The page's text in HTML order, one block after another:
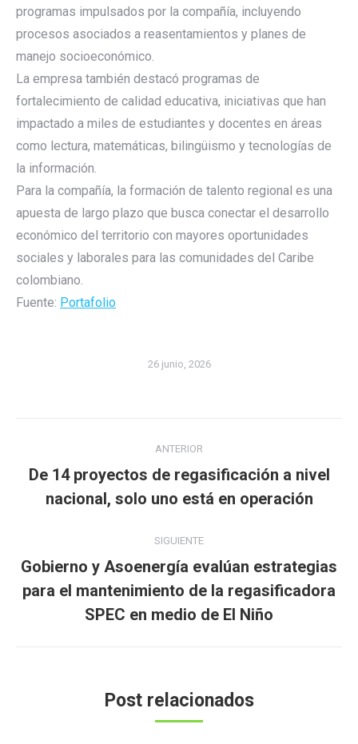
programas impulsados por la compañía, incluyendo
procesos asociados a reasentamientos y planes de
manejo socioeconómico.
La empresa también destacó programas de
fortalecimiento de calidad educativa, iniciativas que han
impactado a miles de estudiantes y docentes en áreas
como lectura, matemáticas, bilingüismo y tecnologías de
la información.
Para la compañía, la formación de talento regional es una
apuesta de largo plazo que busca conectar el desarrollo
económico del territorio con mayores oportunidades
sociales y laborales para las comunidades del Caribe
colombiano.
Fuente: Portafolio
26 junio, 2026
entre
publicaciones
ANTERIOR
Publicación
anterior:
De 14 proyectos de regasificación a nivel
nacional, solo uno está en operación
SIGUIENTE
Publicación
siguiente:
Gobierno y Asoenergía evalúan estrategias
para el mantenimiento de la regasificadora
SPEC en medio de El Niño
Post relacionados